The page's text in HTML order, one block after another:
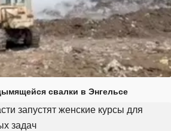
свалки в Энгельсе